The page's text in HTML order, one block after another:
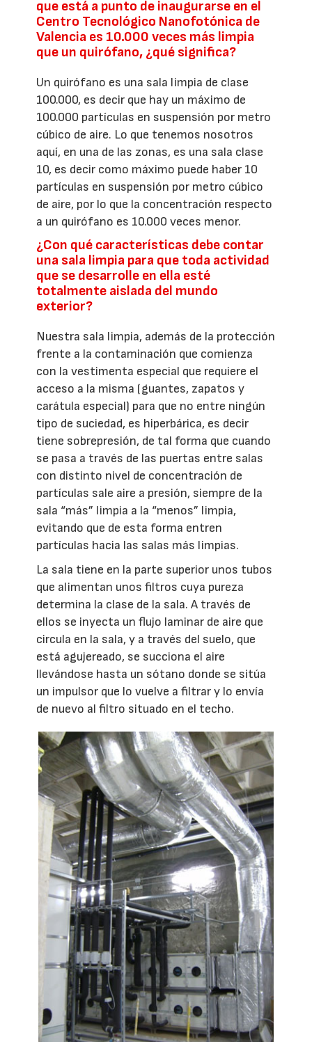
que está a punto de inaugurarse en el
Centro Tecnológico Nanofotónica de
Valencia es 10.000 veces más limpia
que un quirófano, ¿qué significa?
Un quirófano es una sala limpia de clase
100.000, es decir que hay un máximo de
100.000 partículas en suspensión por metro
cúbico de aire. Lo que tenemos nosotros
aquí, en una de las zonas, es una sala clase
10, es decir como máximo puede haber 10
partículas en suspensión por metro cúbico
de aire, por lo que la concentración respecto
a un quirófano es 10.000 veces menor.
¿Con qué características debe contar
una sala limpia para que toda actividad
que se desarrolle en ella esté
totalmente aislada del mundo
exterior?
Nuestra sala limpia, además de la protección
frente a la contaminación que comienza
con la vestimenta especial que requiere el
acceso a la misma (guantes, zapatos y
carátula especial) para que no entre ningún
tipo de suciedad, es hiperbárica, es decir
tiene sobrepresión, de tal forma que cuando
se pasa a través de las puertas entre salas
con distinto nivel de concentración de
partículas sale aire a presión, siempre de la
sala “más” limpia a la “menos” limpia,
evitando que de esta forma entren
partículas hacia las salas más limpias.
La sala tiene en la parte superior unos tubos
que alimentan unos filtros cuya pureza
determina la clase de la sala. A través de
ellos se inyecta un flujo laminar de aire que
circula en la sala, y a través del suelo, que
está agujereado, se succiona el aire
llevándose hasta un sótano donde se sitúa
un impulsor que lo vuelve a filtrar y lo envía
de nuevo al filtro situado en el techo.